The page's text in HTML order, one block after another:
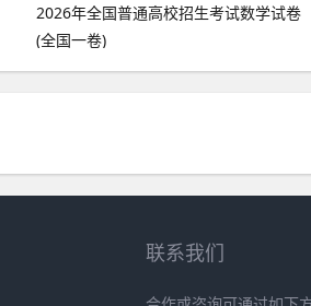
2026年全国普通高校招生考试数学试卷
(全国一卷)
联系我们